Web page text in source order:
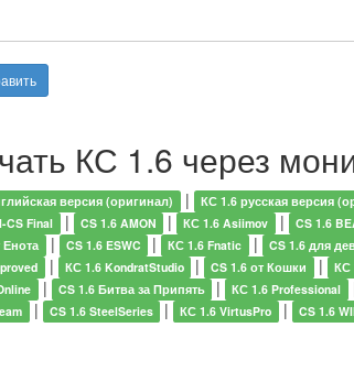
КС 1.6 через
версия (оригинал) | КС 1.6 русская версия
CS Final | CS 1.6 AMON | КС 1.6 Asiimov | CS 1.6
Енота | CS 1.6 ESWC | КС 1.6 Fnatic | CS 1.6 для
| КС 1.6 KondratStudio | CS 1.6 от Кошки | КС
| CS 1.6 Битва за Припять | КС 1.6 Professional
| CS 1.6 SteelSeries | КС 1.6 VirtusPro | CS 1.6